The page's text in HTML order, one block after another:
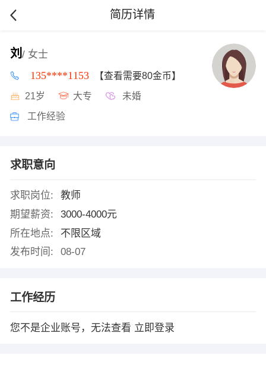
简历详情
刘 / 女士
135****1153 【查看需要80金币】
21岁 大专 未婚
工作经验
求职意向
求职岗位:
教师
期望薪资:
3000-4000元
所在地点:
不限区域
发布时间:
08-07
工作经历
您不是企业账号，无法查看 立即登录